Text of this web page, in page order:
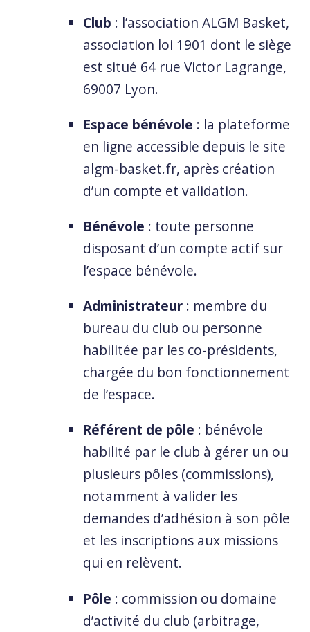
Club : l’association ALGM Basket,
association loi 1901 dont le siège
est situé 64 rue Victor Lagrange,
69007 Lyon.
Espace bénévole : la plateforme
en ligne accessible depuis le site
algm-basket.fr, après création
d’un compte et validation.
Bénévole : toute personne
disposant d’un compte actif sur
l’espace bénévole.
Administrateur : membre du
bureau du club ou personne
habilitée par les co-présidents,
chargée du bon fonctionnement
de l’espace.
Référent de pôle : bénévole
habilité par le club à gérer un ou
plusieurs pôles (commissions),
notamment à valider les
demandes d’adhésion à son pôle
et les inscriptions aux missions
qui en relèvent.
Pôle : commission ou domaine
d’activité du club (arbitrage,